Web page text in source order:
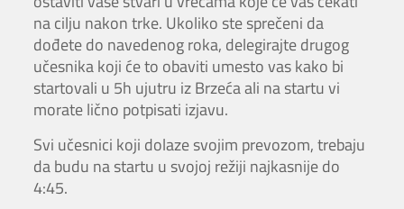
na cilju nakon trke. Ukoliko ste sprečeni da
dođete do navedenog roka, delegirajte drugog
učesnika koji će to obaviti umesto vas kako bi
startovali u 5h ujutru iz Brzeća ali na startu vi
morate lično potpisati izjavu.
Svi učesnici koji dolaze svojim prevozom, trebaju
da budu na startu u svojoj režiji najkasnije do
4:45.